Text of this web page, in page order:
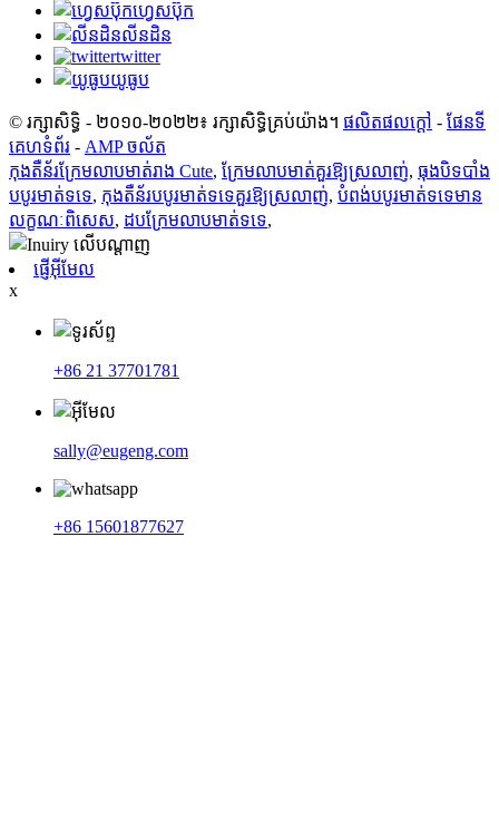
ហ្វេសប៊ុក
លីនដិន
twitter
យូធូប
© រក្សាសិទ្ធិ - ២០១០-២០២២៖ រក្សាសិទ្ធិគ្រប់យ៉ាង។ ផលិតផលក្តៅ - ផែនទី
គេហទំព័រ - AMP ចល័ត
កុងតឺន័រក្រែមលាបមាត់រាង Cute, ក្រែមលាបមាត់គួរឱ្យស្រលាញ់, ធុងបិទបាំង
បបូរមាត់ទទេ, កុងតឺន័របបូរមាត់ទទេគួរឱ្យស្រលាញ់, បំពង់​បបូរ​មាត់​ទទេ​មាន​
លក្ខណៈ​ពិសេស, ដបក្រែមលាបមាត់ទទេ,
ផ្ញើអ៊ីមែល
x
+86 21 37701781
sally@eugeng.com
+86 15601877627